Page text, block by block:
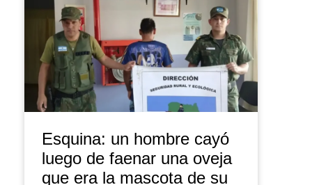
Esquina: un hombre cayó
luego de faenar una oveja
que era la mascota de su